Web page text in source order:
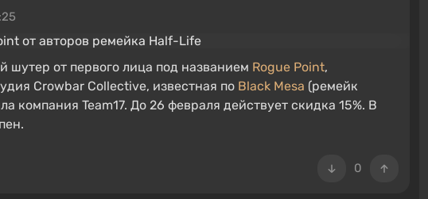
шутер от первого лица под названием Rogue Point,
Crowbar Collective, известная по Black Mesa (ремейк
компания Team17. До 26 февраля действует скидка 15%. В
0